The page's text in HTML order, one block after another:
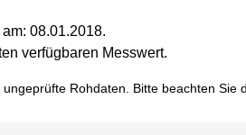
08.01.2018.
verfügbaren Messwert.
Rohdaten. Bitte beachten Sie